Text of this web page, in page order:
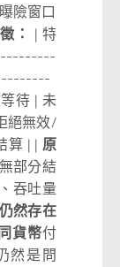
險窗口
： | 特
|---------
待 | 未
絕無效/
算 | | 原
部分結
吞吐量
然存在
貨幣付
然是問